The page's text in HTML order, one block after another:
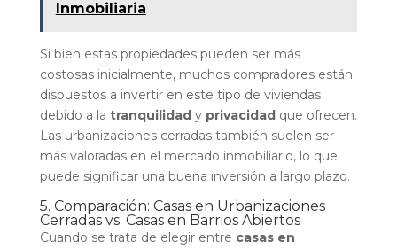
Inmobiliaria
Si bien estas propiedades pueden ser más
costosas inicialmente, muchos compradores están
dispuestos a invertir en este tipo de viviendas
debido a la tranquilidad y privacidad que ofrecen.
Las urbanizaciones cerradas también suelen ser
más valoradas en el mercado inmobiliario, lo que
puede significar una buena inversión a largo plazo.
5. Comparación: Casas en Urbanizaciones
Cerradas vs. Casas en Barrios Abiertos
Cuando se trata de elegir entre casas en